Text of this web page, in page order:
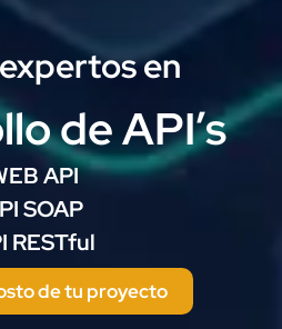
en
de API’s
API
SOAP
RESTful
de tu proyecto